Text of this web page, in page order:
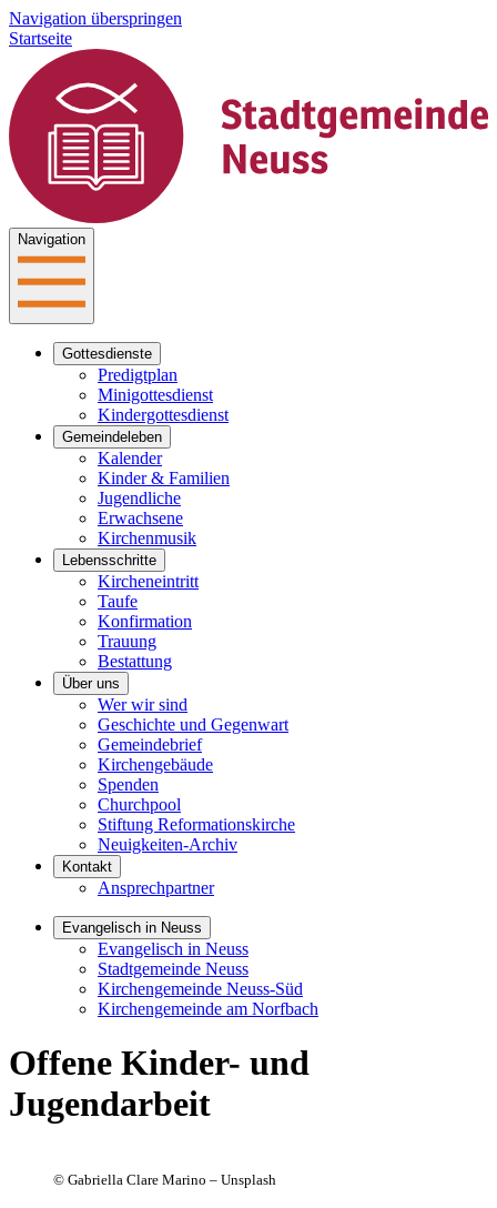
Navigation überspringen
Startseite
Navigation
Gottesdienste
Predigtplan
Minigottesdienst
Kindergottesdienst
Gemeindeleben
Kalender
Kinder & Familien
Jugendliche
Erwachsene
Kirchenmusik
Lebensschritte
Kircheneintritt
Taufe
Konfirmation
Trauung
Bestattung
Über uns
Wer wir sind
Geschichte und Gegenwart
Gemeindebrief
Kirchengebäude
Spenden
Churchpool
Stiftung Reformationskirche
Neuigkeiten-Archiv
Kontakt
Ansprechpartner
Evangelisch in Neuss
Evangelisch in Neuss
Stadtgemeinde Neuss
Kirchengemeinde Neuss-Süd
Kirchengemeinde am Norfbach
Offene Kinder- und
Jugendarbeit
© Gabriella Clare Marino – Unsplash